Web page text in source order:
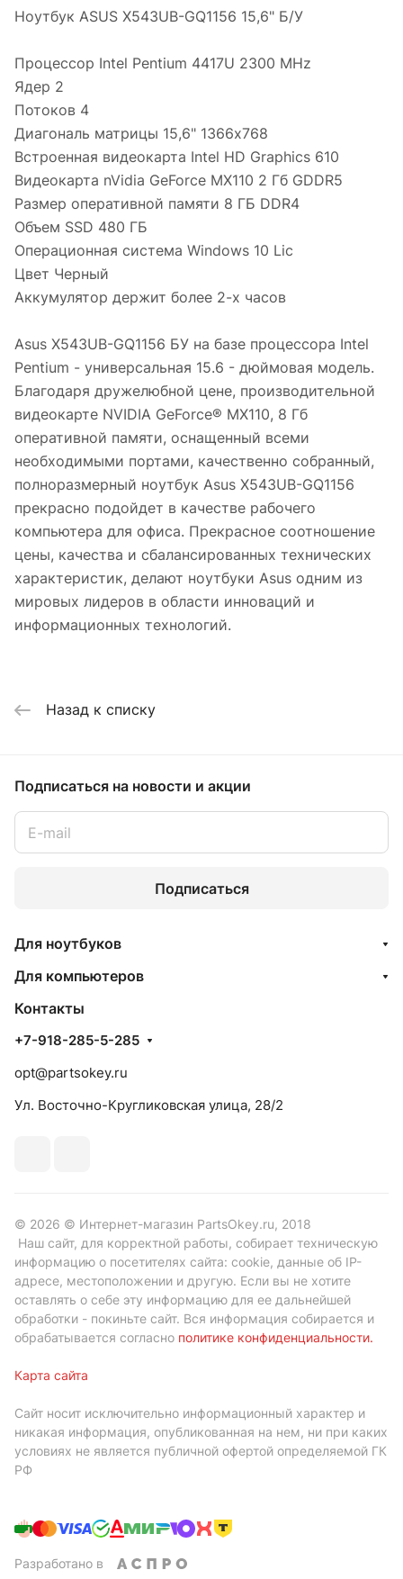
Ноутбук ASUS X543UB-GQ1156 15,6" Б/У
Процессоp Intel Pentium 4417U 2300 MHz
Ядер 2
Потоков 4
Диагональ матрицы 15,6" 1366х768
Встроенная видеокарта Intel HD Graphics 610
Видеокарта nVidia GeForce MX110 2 Гб GDDR5
Размер оперативной памяти 8 ГБ DDR4
Объем SSD 480 ГБ
Операционная система Windows 10 Lic
Цвет Черный
Аккумулятор держит более 2-х часов
Asus X543UB-GQ1156 БУ на базе процессора Intel
Pentium - универсальная 15.6 - дюймовая модель.
Благодаря дружелюбной цене, производительной
видеокарте NVIDIA GeForce® MX110, 8 Гб
оперативной памяти, оснащенный всеми
необходимыми портами, качественно собранный,
полноразмерный ноутбук Asus X543UB-GQ1156
прекрасно подойдет в качестве рабочего
компьютера для офиса. Прекрасное соотношение
цены, качества и сбалансированных технических
характеристик, делают ноутбуки Asus одним из
мировых лидеров в области инноваций и
информационных технологий.
Назад к списку
Подписаться на новости и акции
Подписаться
Для ноутбуков
Для компьютеров
Контакты
+7-918-285-5-285
opt@partsokey.ru
Ул. Восточно-Кругликовская улица, 28/2
© 2026 © Интернет-магазин PartsOkey.ru, 2018
Наш сайт, для корректной работы, собирает техническую
информацию о посетителях сайта: cookie, данные об IP-
адресе, местоположении и другую. Если вы не хотите
оставлять о себе эту информацию для ее дальнейшей
обработки - покиньте сайт. Вся информация собирается и
обрабатывается согласно политике конфиденциальности.
Карта сайта
Сайт носит исключительно информационный характер и
никакая информация, опубликованная на нем, ни при каких
условиях не является публичной офертой определяемой ГК
РФ
Разработано в